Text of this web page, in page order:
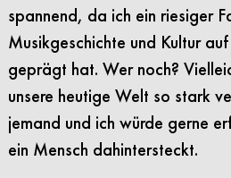
spannend, da ich ein riesiger
Musikgeschichte und Kultur
geprägt hat. Wer noch?
unsere heutige Welt so stark
jemand und ich würde gerne
ein Mensch dahintersteckt.